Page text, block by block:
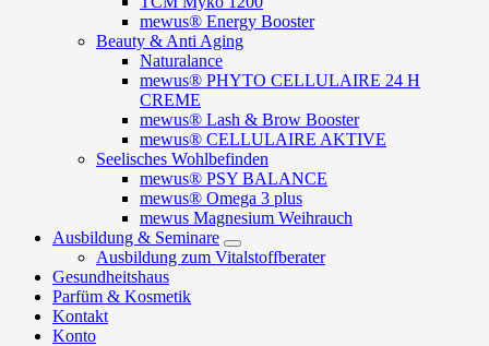
mewus® Energy Booster
Beauty & Anti Aging
Naturalance
mewus® PHYTO CELLULAIRE 24 H
CREME
mewus® Lash & Brow Booster
mewus® CELLULAIRE AKTIVE
Seelisches Wohlbefinden
mewus® PSY BALANCE
mewus® Omega 3 plus
mewus Magnesium Weihrauch
Ausbildung & Seminare
Ausbildung zum Vitalstoffberater
Gesundheitshaus
Parfüm & Kosmetik
Kontakt
Konto